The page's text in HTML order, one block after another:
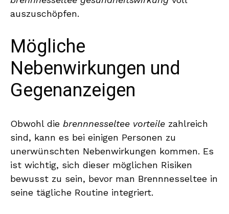
auszuschöpfen.
Mögliche
Nebenwirkungen und
Gegenanzeigen
Obwohl die brennnesseltee vorteile zahlreich
sind, kann es bei einigen Personen zu
unerwünschten Nebenwirkungen kommen. Es
ist wichtig, sich dieser möglichen Risiken
bewusst zu sein, bevor man Brennnesseltee in
seine tägliche Routine integriert.